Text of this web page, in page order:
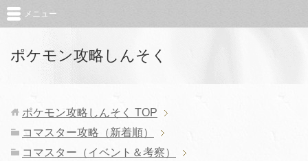
ポケモン攻略しんそく
メニュー
ポケモン攻略しんそく TOP
コマスター攻略（新着順）
コマスター（イベント＆考察）